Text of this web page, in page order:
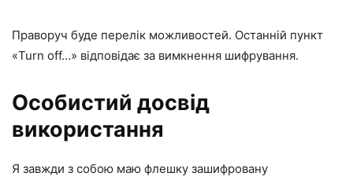
Праворуч буде перелік можливостей. Останній пункт
«Turn off…» відповідає за вимкнення шифрування.
Особистий досвід
використання
Я завжди з собою маю флешку зашифровану